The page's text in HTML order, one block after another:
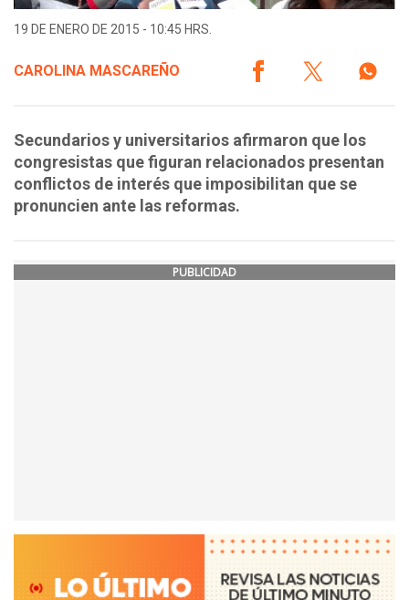
19 DE ENERO DE 2015 - 10:45 HRS.
CAROLINA MASCAREÑO
Secundarios y universitarios afirmaron que los
congresistas que figuran relacionados presentan
conflictos de interés que imposibilitan que se
pronuncien ante las reformas.
PUBLICIDAD